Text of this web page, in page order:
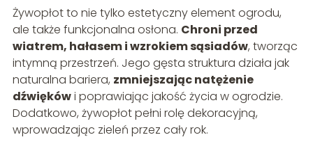
Żywopłot to nie tylko estetyczny element ogrodu,
ale także funkcjonalna osłona. Chroni przed
wiatrem, hałasem i wzrokiem sąsiadów, tworząc
intymną przestrzeń. Jego gęsta struktura działa jak
naturalna bariera, zmniejszając natężenie
dźwiękówi poprawiając jakość życia w ogrodzie.
Dodatkowo, żywopłot pełni rolę dekoracyjną,
wprowadzając zieleń przez cały rok.